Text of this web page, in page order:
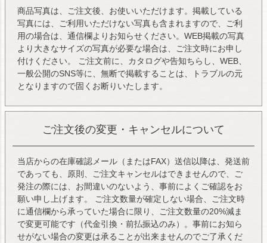
商品写真は、ご注文後、お使いいただけます。掲載している
写真には、ご利用いただけない写真も含まれますので、ご利
用の場合は、通信欄よりお知らせください。WEB掲載の写真
より大きなサイズの写真が必要な場合は、ご注文時にお申し
付けください。 ご注文前に、カタログや告知ちらし、WEB、
一般公開のSNS等に、無断で掲載することは、トラブルの元
となりますので固くお断りいたします。
ご注文後の変更・キャンセルについて
当店からの在庫確認メール（またはFAX）送信以降は、発送前
であっても、原則、ご注文キャンセルはできませんので、ご
発注の際には、お間違いのないよう、事前によくご確認をお
願い申し上げます。 ご注文数量が確定しない場合、ご注文時
に通信欄から承っていた場合に限り、ご注文数量の20%減ま
で変更可能です（代金引換・前払振込のみ）。事前にお知ら
せがない場合の変更は承ることが出来ませんのでご了承くだ